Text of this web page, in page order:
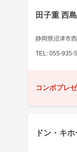
田子重 西
静岡県沼津市
TEL: 055-935-
コンボプレ
ドン・キ